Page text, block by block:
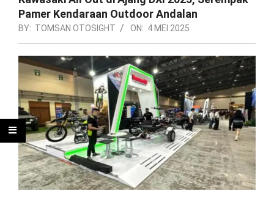
Pamer Kendaraan Outdoor Andalan
BY: TOMSAN OTOSIGHT ON: 4 MEI 2025